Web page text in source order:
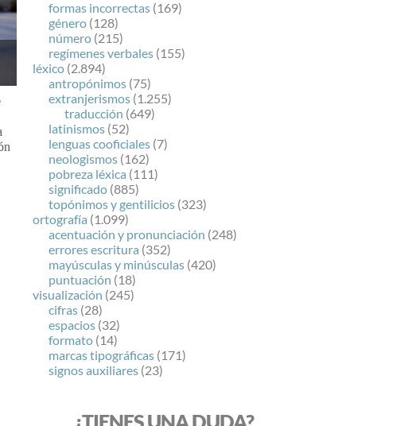
formas incorrectas (169)
género (128)
número (215)
regímenes verbales (155)
léxico (2.894)
antropónimos (75)
extranjerismos (1.255)
traducción (649)
latinismos (52)
lenguas cooficiales (7)
neologismos (162)
pobreza léxica (111)
significado (885)
topónimos y gentilicios (323)
ortografía (1.099)
acentuación y pronunciación (248)
errores escritura (352)
mayúsculas y minúsculas (420)
puntuación (18)
visualización (245)
cifras (28)
espacios (32)
formato (14)
marcas tipográficas (171)
signos auxiliares (23)
¿TIENES UNA DUDA?